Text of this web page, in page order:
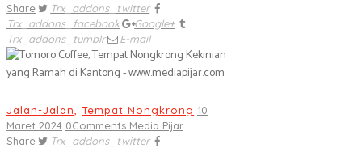
Share
Trx_addons_twitter
Trx_addons_facebook
Google+
Trx_addons_tumblr
E-mail
Jalan-Jalan Tempat Nongkrong 10
Maret 2024 0Comments Media Pijar
Share
Trx_addons_twitter